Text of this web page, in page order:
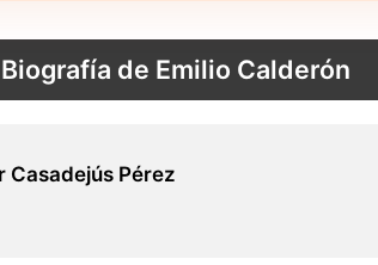
de Emilio Calderón
Casadejús Pérez